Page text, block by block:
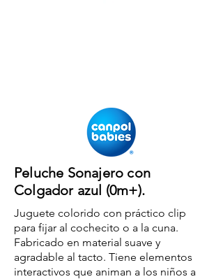
Peluche Sonajero con
Colgador azul (0m+).
Juguete colorido con práctico clip
para fijar al cochecito o a la cuna.
Fabricado en material suave y
agradable al tacto. Tiene elementos
interactivos que animan a los niños a